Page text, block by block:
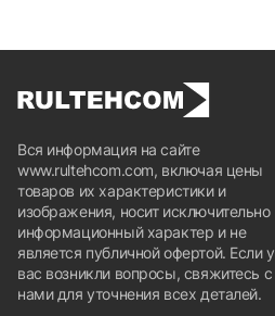
Вся информация на сайте
www.rultehcom.com, включая цены
товаров их характеристики и
изображения, носит исключительно
информационный характер и не
является публичной офертой. Если у
вас возникли вопросы, свяжитесь с
нами для уточнения всех деталей.